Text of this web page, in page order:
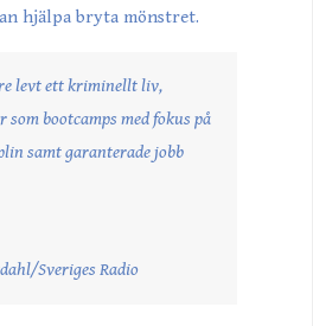
hjälpa bryta mönstret.
levt ett kriminellt liv,
bootcamps med fokus på
samt garanterade jobb
Sveriges Radio